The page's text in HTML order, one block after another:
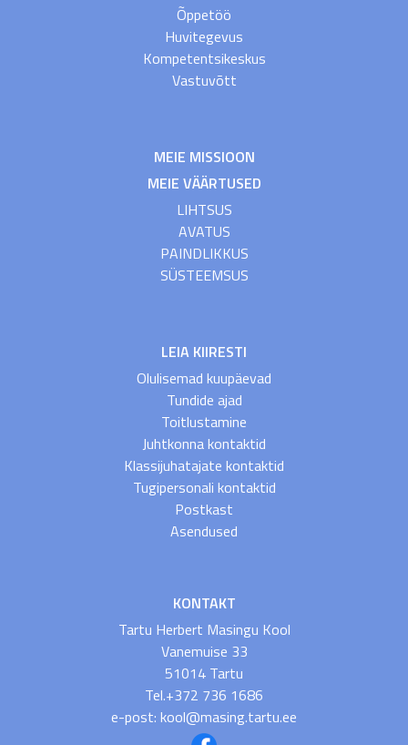
Õppetöö
Huvitegevus
Kompetentsikeskus
Vastuvõtt
MEIE MISSIOON
MEIE VÄÄRTUSED
LIHTSUS
AVATUS
PAINDLIKKUS
SÜSTEEMSUS
LEIA KIIRESTI
Olulisemad kuupäevad
Tundide ajad
Toitlustamine
Juhtkonna kontaktid
Klassijuhatajate kontaktid
Tugipersonali kontaktid
Postkast
Asendused
KONTAKT
Tartu Herbert Masingu Kool
Vanemuise 33
51014 Tartu
Tel.+372 736 1686
e-post: kool@masing.tartu.ee